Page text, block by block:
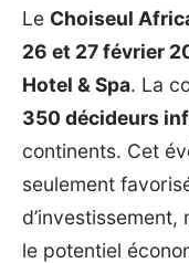
Le Choiseul
26 et 27 février
Hotel & Spa. La
350 décideurs
continents. Cet
seulement
le potentiel